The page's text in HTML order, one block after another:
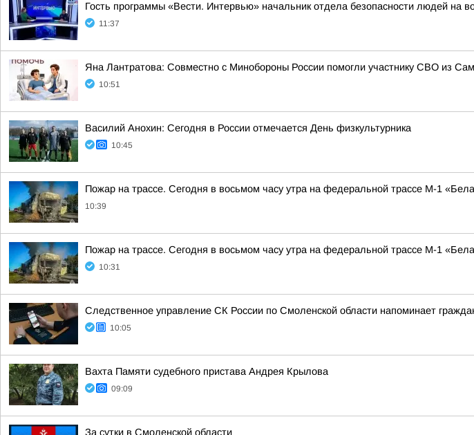
Гость программы «Вести. Интервью» начальник отдела безопасности людей на
11:37
Яна Лантратова: Совместно с Минобороны России помогли участнику СВО из
10:51
Василий Анохин: Сегодня в России отмечается День физкультурника
10:45
Пожар на трассе. Сегодня в восьмом часу утра на федеральной трассе М-1
10:39
Пожар на трассе. Сегодня в восьмом часу утра на федеральной трассе М-1
10:31
Следственное управление СК России по Смоленской области напоминает
10:05
Вахта Памяти судебного пристава Андрея Крылова
09:09
За сутки в Смоленской области